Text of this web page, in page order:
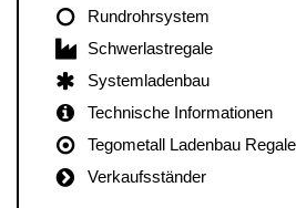
Rundrohrsystem
Schwerlastregale
Systemladenbau
Technische Informationen
Tegometall Ladenbau Regale
Verkaufsständer